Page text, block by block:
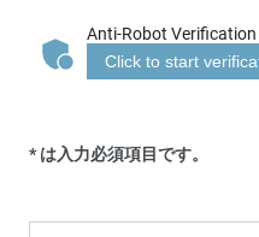
Anti-Robot Verification
Click to start
* は入力必須項目です。